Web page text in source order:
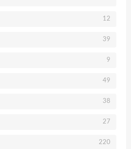
12
39
9
49
38
27
220